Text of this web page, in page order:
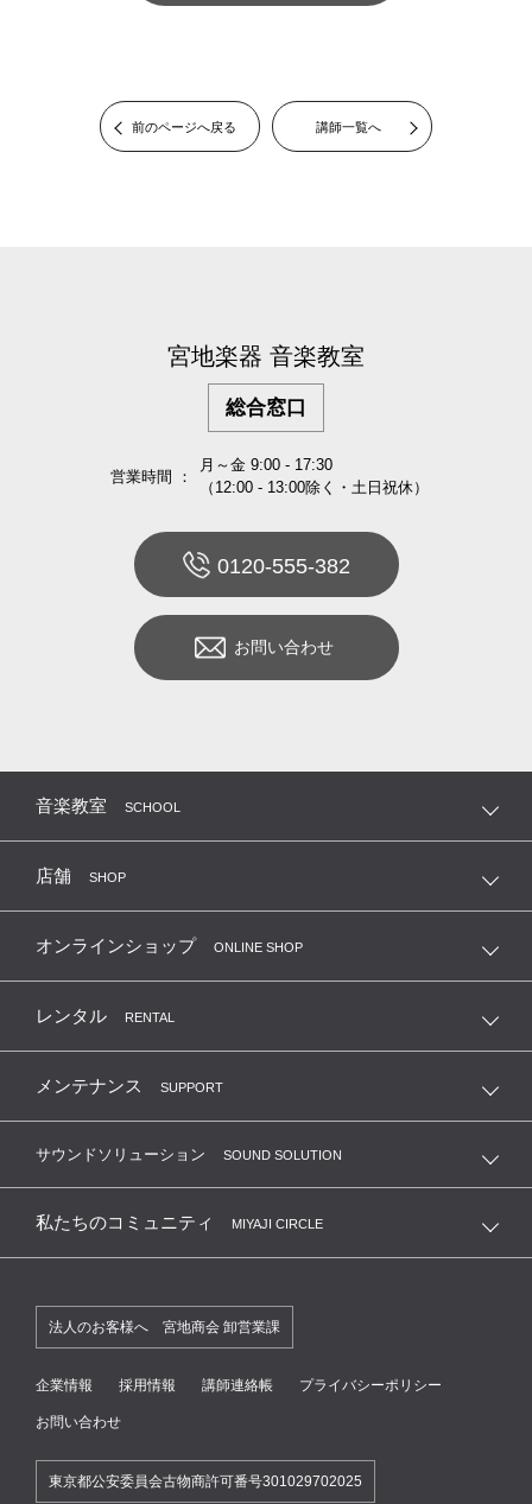
前のページへ戻る 講師一覧へ
宮地楽器 音楽教室
総合窓口
営業時間 ：
月～金 9:00 - 17:30
（12:00 - 13:00除く・土日祝休）
0120-555-382
お問い合わせ
音楽教室 SCHOOL
店舗 SHOP
オンラインショップ ONLINE SHOP
レンタル RENTAL
メンテナンス SUPPORT
サウンドソリューション SOUND SOLUTION
私たちのコミュニティ MIYAJI CIRCLE
法人のお客様へ 宮地商会 卸営業課
企業情報 採用情報 講師連絡帳 プライバシーポリシー
お問い合わせ
東京都公安委員会古物商許可番号301029702025